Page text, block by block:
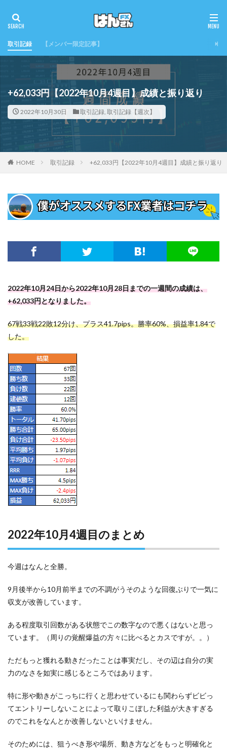
取引記録 【メンバー限定記事】
+62,033円【2022年10月4週目】成績と振り返り
2022年10月30日 取引記録, 取引記録【週次】
HOME 取引記録 +62,033円【2022年10月4週目】成績と振り返り
2022年10月24日から2022年10月28日までの一週間の成績は、
+62,033円となりました。
67戦33戦22敗12分け、プラス41.7pips。勝率60%、損益率1.84で
した。
2022年10月4週目のまとめ
今週はなんと全勝。
9月後半から10月前半までの不調がうそのような回復ぶりで一気に
収支が改善しています。
ある程度取引回数がある状態でこの数字なので悪くはないと思っ
ています。（周りの覚醒爆益の方々に比べるとカスですが。。）
ただもっと獲れる動きだったことは事実だし、その辺は自分の実
力のなさを如実に感じるところではあります。
特に形や動きがこっちに行くと思わせているにも関わらずビビっ
てエントリーしないことによって取りこぼした利益が大きすぎる
のでこれをなんとか改善しないといけません。
そのためには、狙うべき形や場所、動き方などをもっと明確化と